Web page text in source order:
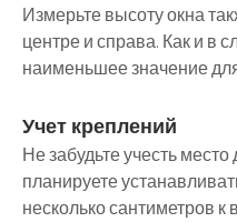
Измерьте высоту окна
центре и справа. Как и в
наименьшее значение
Учет креплений
Не забудьте учесть
планируете
несколько сантиметров